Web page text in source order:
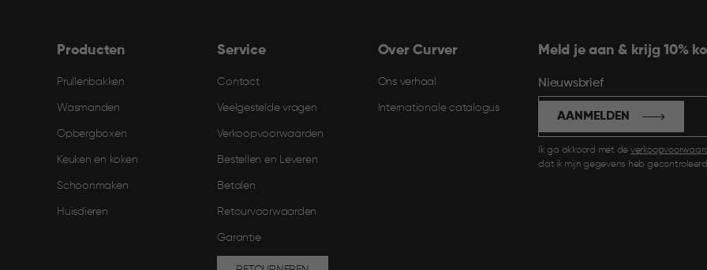
Producten
Prullenbakken
Wasmanden
Opbergboxen
Keuken en koken
Schoonmaken
Huisdieren
Service
Contact
Veelgestelde vragen
Verkoopvoorwaarden
Bestellen en Leveren​
Betalen
Retourvoorwaarden
Garantie
Over Curver
Ons verhaal
Internationale catalogus
Meld je aan & krijg 10%
Nieuwsbrief
Ik ga akkoord met de
dat ik mijn gegevens heb
AANMELDEN